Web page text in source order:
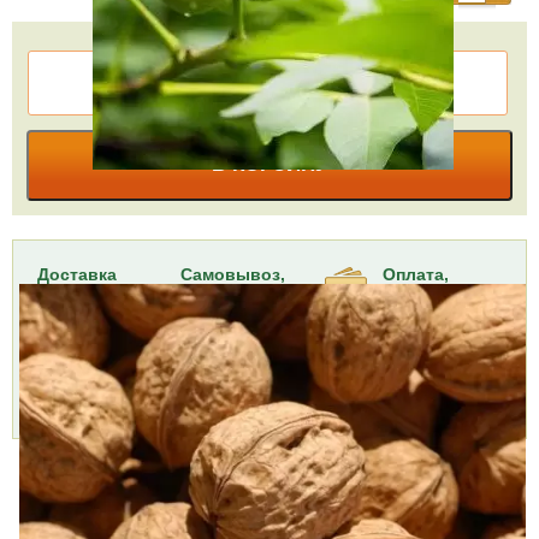
В КОРЗИНУ
КУПИТЬ В ОДИН КЛИК
Доставка
курьером,
999 руб.
Доставим
через 1-2 дня
6 августа
Подробнее »
Самовывоз,
БЕСПЛАТНО
2 пункта
самовывоза,
Оплата,
Наличными,
Картой,
Подробнее »